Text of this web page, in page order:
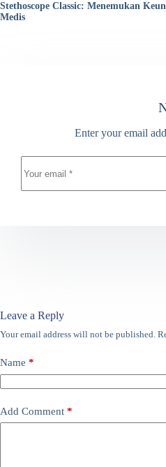
Stethoscope Classic: Menemukan
Medis
Enter your email
Leave a Reply
Your email address will not be published.
Name *
Add Comment *